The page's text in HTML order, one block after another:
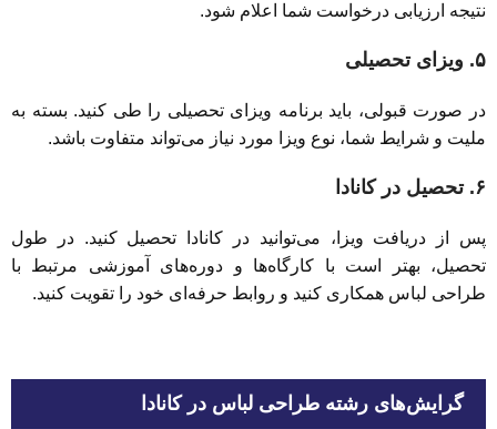
نتیجه ارزیابی درخواست شما اعلام شود.
۵. ویزای تحصیلی
در صورت قبولی، باید برنامه ویزای تحصیلی را طی کنید. بسته به
ملیت و شرایط شما، نوع ویزا مورد نیاز می‌تواند متفاوت باشد.
۶. تحصیل در کانادا
پس از دریافت ویزا، می‌توانید در کانادا تحصیل کنید. در طول
تحصیل، بهتر است با کارگاه‌ها و دوره‌های آموزشی مرتبط با
طراحی لباس همکاری کنید و روابط حرفه‌ای خود را تقویت کنید.
گرایش‌های رشته طراحی لباس در کانادا